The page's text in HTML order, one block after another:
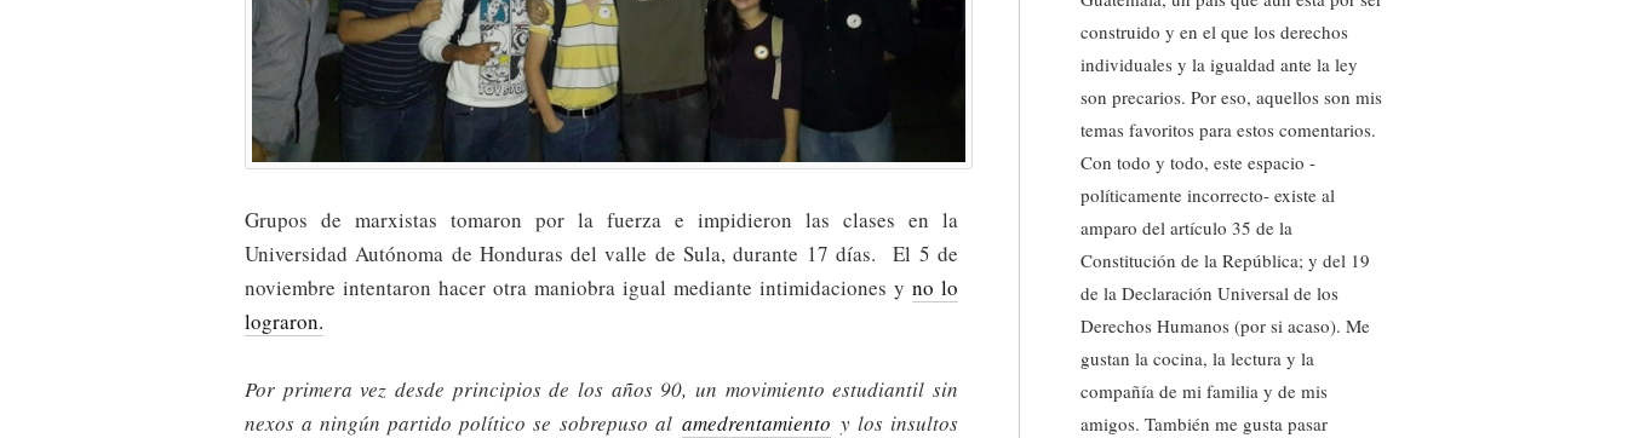
Grupos de marxistas tomaron por la fuerza e impidieron las clases en la
Universidad Autónoma de Honduras del valle de Sula, durante 17 días. El 5 de
noviembre intentaron hacer otra maniobra igual mediante intimidaciones y no lo
lograron.
Por primera vez desde principios de los años 90, un movimiento estudiantil sin
nexos a ningún partido político se sobrepuso al amedrentamiento y los insultos
construido y en el que los derechos
individuales y la igualdad ante la ley
son precarios. Por eso, aquellos son mis
temas favoritos para estos comentarios.
Con todo y todo, este espacio -
políticamente incorrecto- existe al
amparo del artículo 35 de la
Constitución de la República; y del 19
de la Declaración Universal de los
Derechos Humanos (por si acaso). Me
gustan la cocina, la lectura y la
compañía de mi familia y de mis
amigos. También me gusta pasar